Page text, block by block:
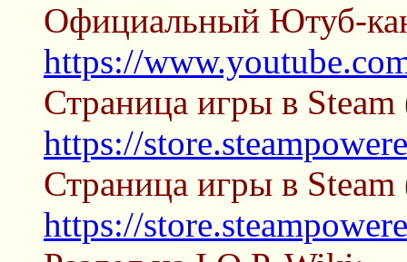
Официальный Ютуб-
https://
Страница игры в
https://
Страница игры в
https://